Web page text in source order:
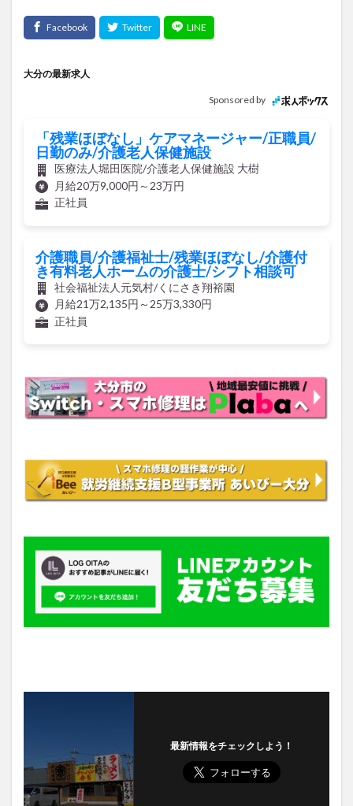
大分の最新求人
Sponsored by
「残業ほぼなし」ケアマネージャー/正職員/
日勤のみ/介護老人保健施設
医療法人堀田医院/介護老人保健施設 大樹
月給20万9,000円～23万円
正社員
介護職員/介護福祉士/残業ほぼなし/介護付
き有料老人ホームの介護士/シフト相談可
社会福祉法人元気村/くにさき翔裕園
月給21万2,135円～25万3,330円
正社員
最新情報をチェックしよう！